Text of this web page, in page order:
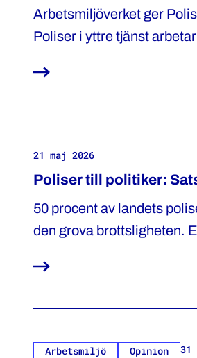
Arbetsmiljöverket ger
Poliser i yttre tjänst
huvudskyddsombud Patrik
21 maj 2026
Poliser till politiker:
50 procent av landets
den grova brottsligheten.
Arbetsmiljö Opinion 31